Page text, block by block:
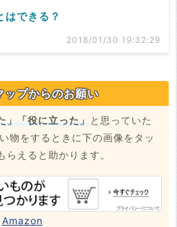
はできる？
2018/01/30 19:32:29
ップからのお願い
」「役に立った」と思っていた
物をするときに下の画像をタッ
えると助かります。
Amazon